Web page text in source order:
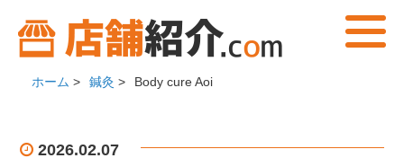
ホーム > 鍼灸 > Body cure Aoi
2026.02.07